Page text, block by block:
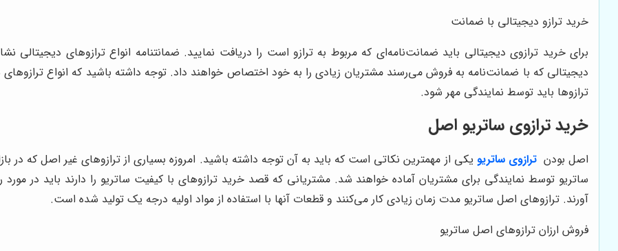
خرید ترازو دیجیتالی با ضمانت
برای خرید ترازوی دیجیتالی باید ضمانت‌نامه‌ای که مربوط به ترازو است را دریافت نمایید. ضمانتنامه انواع ترازوهای
دیجیتالی که با ضمانت‌نامه به فروش می‌رسند مشتریان زیادی را به خود اختصاص خواهند داد. توجه داشته باشید که انواع ترازوهای
ترازوها باید توسط نمایندگی مهر شود.
خرید ترازوی ساتریو اصل
اصل بودنترازوی ساتریو یکی از مهمترین نکاتی است که باید به آن توجه داشته باشید. امروزه بسیاری از ترازوهای غیر اصل که در
ساتریو توسط نمایندگی برای مشتریان آماده خواهند شد. مشتریانی که قصد خرید ترازوهای با کیفیت ساتریو را دارند باید در
آورند. ترازوهای اصل ساتریو مدت زمان زیادی کار می‌کنند و قطعات آنها با استفاده از مواد اولیه درجه یک تولید شده است.
فروش ارزان ترازوهای اصل ساتریو